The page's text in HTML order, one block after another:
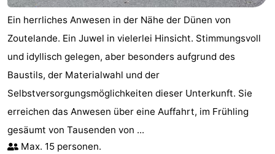
Ein herrliches Anwesen in der Nähe der Dünen von
Zoutelande. Ein Juwel in vielerlei Hinsicht. Stimmungsvoll
und idyllisch gelegen, aber besonders aufgrund des
Baustils, der Materialwahl und der
Selbstversorgungsmöglichkeiten dieser Unterkunft. Sie
erreichen das Anwesen über eine Auffahrt, im Frühling
gesäumt von Tausenden von ...
Max. 15 personen.